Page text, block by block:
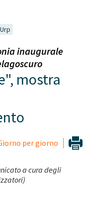
inaugurale
mostra
per giorno
a cura degli